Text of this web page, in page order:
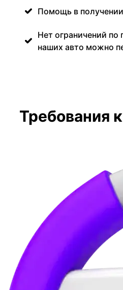
Помощь в
Нет ограничений по
наших авто можно
Требования